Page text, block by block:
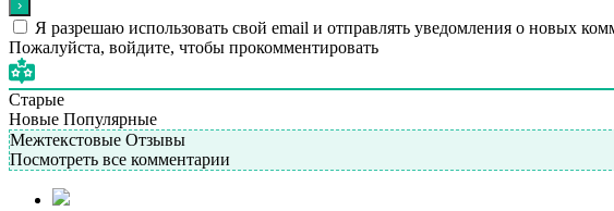
Я разрешаю использовать свой email и отправлять уведомления о новых
Пожалуйста, войдите, чтобы прокомментировать
Старые
Новые Популярные
Межтекстовые Отзывы
Посмотреть все комментарии